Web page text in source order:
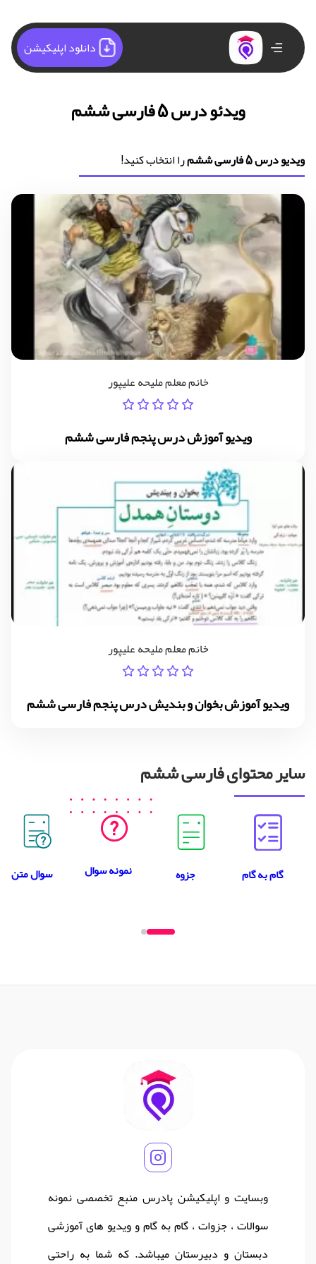
دانلود اپلیکیشن
ویدئو درس 5 فارسی ششم
ویدیو درس 5 فارسی ششم را انتخاب کنید!
خانم معلم ملیحه علیپور
ویدیو آموزش درس پنجم فارسی ششم
خانم معلم ملیحه علیپور
ویدیو آموزش بخوان و بندیش درس پنجم فارسی ششم
سایر محتوای فارسی ششم
گام به گام جزوه نمونه سوال سوال متن
وبسایت و اپلیکیشن پادرس منبع تخصصی نمونه
سوالات ، جزوات ، گام به گام و ویدیو های آموزشی
دبستان و دبیرستان میباشد. که شما به راحتی